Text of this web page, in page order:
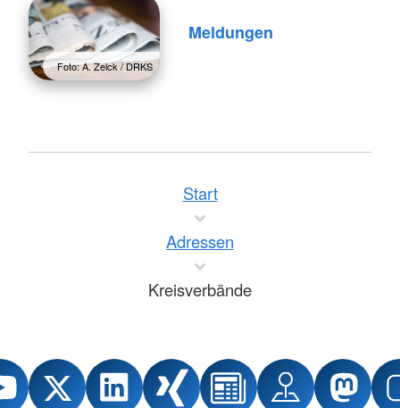
Foto: A. Zelck / DRKS
Meldungen
Start
Adressen
Kreisverbände